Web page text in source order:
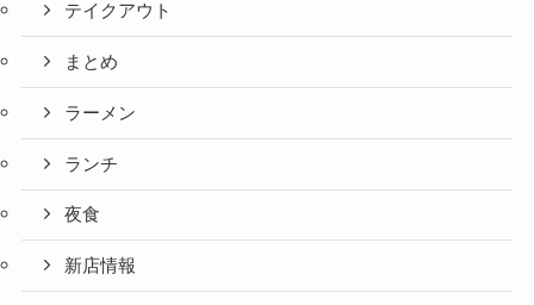
テイクアウト
まとめ
ラーメン
ランチ
夜食
新店情報